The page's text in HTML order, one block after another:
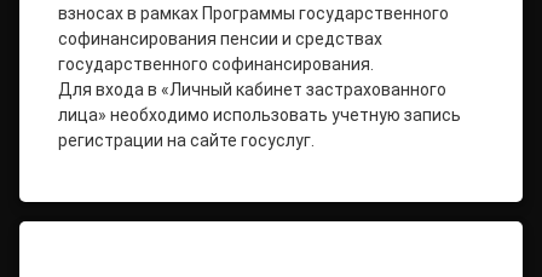
взносах в рамках Программы государственного
софинансирования пенсии и средствах
государственного софинансирования.
Для входа в «Личный кабинет застрахованного
лица» необходимо использовать учетную запись
регистрации на сайте госуслуг.